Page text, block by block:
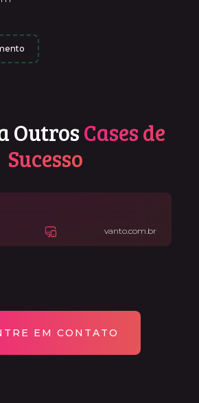
OutrosCases de
Sucesso
vanto.com.br
EM CONTATO